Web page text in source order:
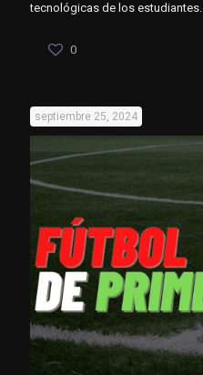
tecnológicas de los estudiantes.
0
septiembre 25, 2024